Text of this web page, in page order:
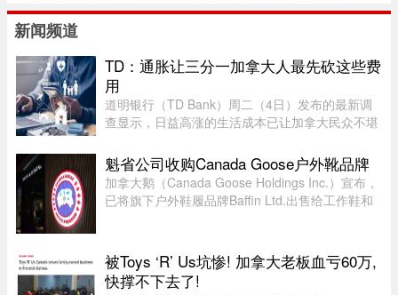
新闻频道
TD：通胀让三分一加拿大人最先砍这些费
用
道明银行（TD Bank）周二（4日）发布的最新调
查显示，日益高涨的生活成本已让加拿大民众不堪
Global News报道，道明保险（TD Insurance）的
数据指出，33%的加拿大民众为了节 ...
魁省公司收购Canada Goose户外靴品牌
加拿大鹅（Canada Goose Holdings Inc.）宣布，
已将旗下户外鞋履品牌Baffin Ltd.出售给工作鞋和
旨在简化运营模式，将更 ...
被Toys ‘R’ Us坑惨! 加拿大老板血亏60万,
快撑不下去了!